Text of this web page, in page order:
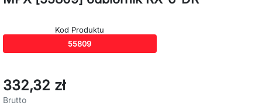
Kod Produktu
55809
332,32 zł
Brutto